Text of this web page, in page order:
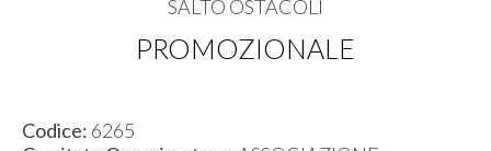
PROMOZIONALE
Codice: 6265
SALTO OSTACOLI